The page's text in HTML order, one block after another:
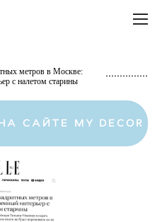
метров в Москве:
с налетом старины
САЙТЕ MY DECOR